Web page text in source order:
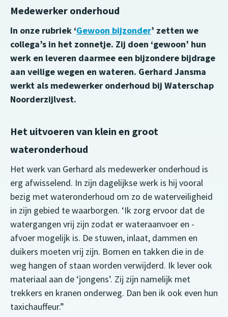
Medewerker onderhoud
In onze rubriek ‘Gewoon bijzonder’ zetten we
collega’s in het zonnetje. Zij doen ‘gewoon’ hun
werk en leveren daarmee een bijzondere bijdrage
aan veilige wegen en wateren. Gerhard Jansma
werkt als medewerker onderhoud bij Waterschap
Noorderzijlvest.
Het uitvoeren van klein en groot
wateronderhoud
Het werk van Gerhard als medewerker onderhoud is
erg afwisselend. In zijn dagelijkse werk is hij vooral
bezig met wateronderhoud om zo de waterveiligheid
in zijn gebied te waarborgen. ‘Ik zorg ervoor dat de
watergangen vrij zijn zodat er wateraanvoer en -
afvoer mogelijk is. De stuwen, inlaat, dammen en
duikers moeten vrij zijn. Bomen en takken die in de
weg hangen of staan worden verwijderd. Ik lever ook
materiaal aan de ‘jongens’. Zij zijn namelijk met
trekkers en kranen onderweg. Dan ben ik ook even hun
taxichauffeur.”